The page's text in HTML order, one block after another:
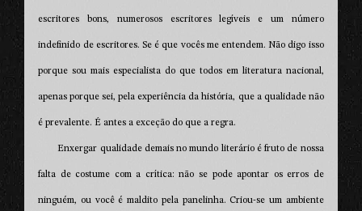
escritores bons, numerosos escritores legíveis e um número
indefinido de escritores. Se é que vocês me entendem. Não digo isso
porque sou mais especialista do que todos em literatura nacional,
apenas porque sei, pela experiência da história, que a qualidade não
é prevalente. É antes a exceção do que a regra.
Enxergar qualidade demais no mundo literário é fruto de nossa
falta de costume com a crítica: não se pode apontar os erros de
ninguém, ou você é maldito pela panelinha. Criou-se um ambiente